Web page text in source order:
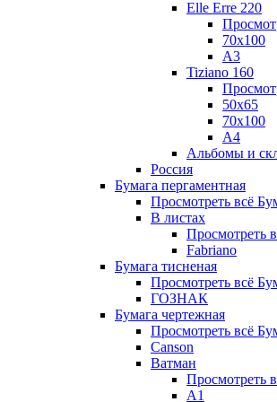
Elle Erre 220
70х100
А3
Tiziano 160
50х65
70х100
А4
Альбомы и
Россия
Бумага пергаментная
Просмотреть всё
В листах
Просмотреть
Fabriano
Бумага тисненая
Просмотреть всё
ГОЗНАК
Бумага чертежная
Просмотреть всё
Canson
Ватман
Просмотреть
А1